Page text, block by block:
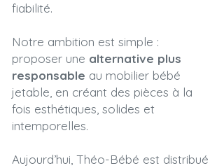
fiabilité.
Notre ambition est simple :
proposer une alternative plus
responsable au mobilier bébé
jetable, en créant des pièces à la
fois esthétiques, solides et
intemporelles.
Aujourd’hui, Théo-Bébé est distribué